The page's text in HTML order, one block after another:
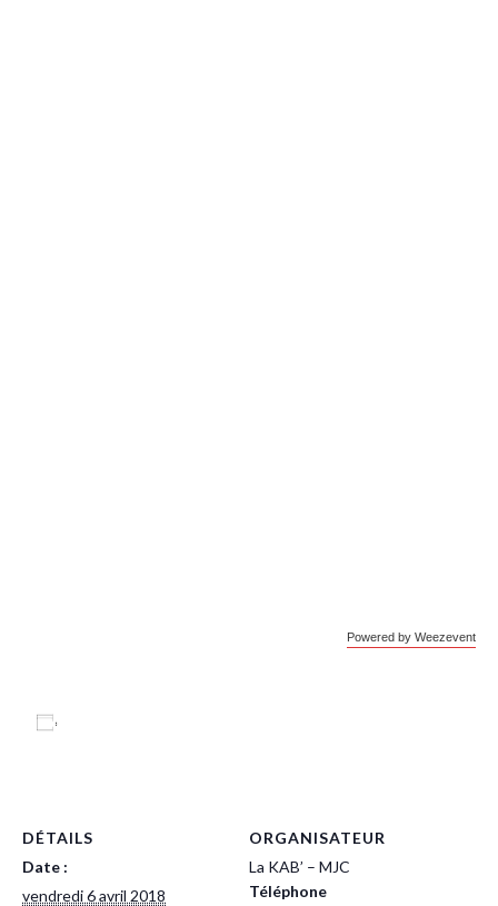
Powered by Weezevent
DÉTAILS
Date :
vendredi 6 avril 2018
ORGANISATEUR
La KAB’ – MJC
Téléphone